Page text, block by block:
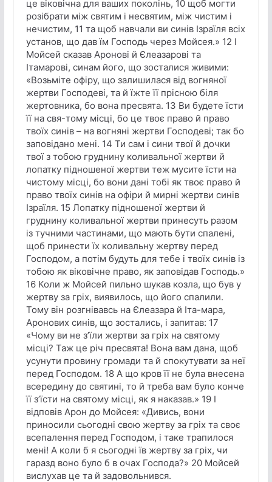
це віковічна для ваших поколінь, 10 щоб могти
розібрати між святим і несвятим, між чистим і
нечистим, 11 та щоб навчали ви синів Ізраїля всіх
установ, що дав їм Господь через Мойсея.» 12 І
Мойсей сказав Аронові й Єлеазарові та
Ітамарові, синам його, що зосталися живими:
«Возьміте офіру, що залишилася від вогняної
жертви Господеві, та й їжте її прісною біля
жертовника, бо вона пресвята. 13 Ви будете їсти
її на свя-тому місці, бо це твоє право й право
твоїх синів – на вогняні жертви Господеві; так бо
заповідано мені. 14 Ти сам і сини твої й дочки
твої з тобою груднину коливальної жертви й
лопатку підношеної жертви теж мусите їсти на
чистому місці, бо вони дані тобі як твоє право й
право твоїх синів на офіри й мирні жертви синів
Ізраїля. 15 Лопатку підношеної жертви й
груднину коливальної жертви принесуть разом
із тучними частинами, що мають бути спалені,
щоб принести їх коливальну жертву перед
Господом, а потім будуть для тебе і твоїх синів із
тобою як віковічне право, як заповідав Господь.»
16 Коли ж Мойсей пильно шукав козла, що був у
жертву за гріх, виявилось, що його спалили.
Тому він розгнівавсь на Єлеазара й Іта-мара,
Аронових синів, що зостались, і запитав: 17
«Чому ви не з’їли жертви за гріх на святому
місці? Таж це річ пресвята! Вона вам дана, щоб
усунути провину громади та й спокутувати за неї
перед Господом. 18 А що кров її не була внесена
всередину до святині, то й треба вам було конче
її з’їсти на святому місці, як я наказав.» 19 І
відповів Арон до Мойсея: «Дивись, вони
приносили сьогодні свою жертву за гріх та своє
всепалення перед Господом, і таке трапилося
мені! А коли б я сьогодні їв жертву за гріх, чи
гаразд воно було б в очах Господа?» 20 Мойсей
вислухав це та й задовольнився.